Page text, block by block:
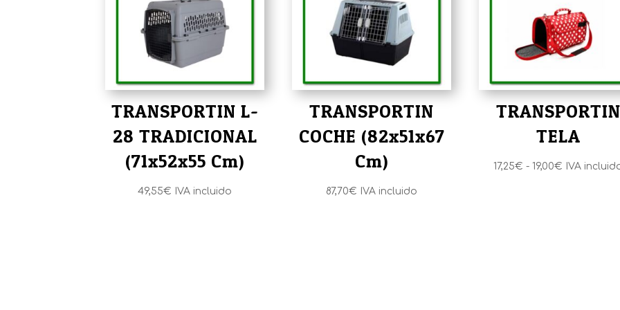
TRANSPORTIN L-
28 TRADICIONAL
(71x52x55 Cm)
49,55€ IVA incluido
TRANSPORTIN
COCHE (82x51x67
Cm)
87,70€ IVA incluido
TRANSPORTIN
TELA
17,25€ - 19,00€ Rango
IVA